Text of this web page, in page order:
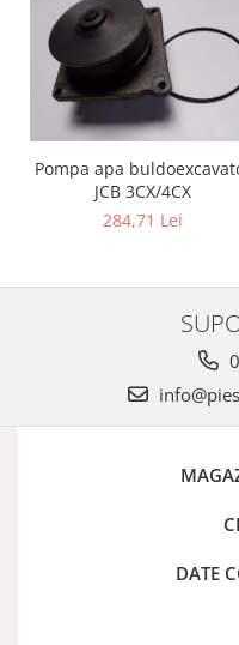
Pompa apa
JCB 3CX/4CX
284,71 Lei
DATE